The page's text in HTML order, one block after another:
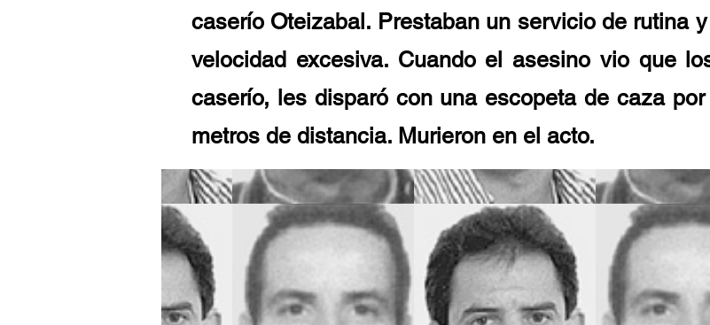
caserío Oteizabal. Prestaban un servicio de rutina
velocidad excesiva. Cuando el asesino vio que
caserío, les disparó con una escopeta de caza
metros de distancia. Murieron en el acto.